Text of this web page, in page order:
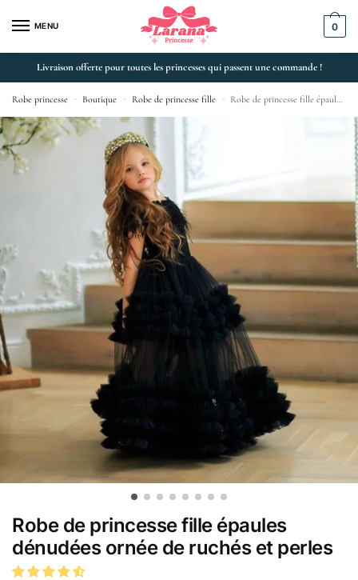
MENU 0
Livraison offerte pour toutes les princesses qui passent une commande !
Robe princesse » Boutique » Robe de princesse fille » Robe de princesse fille épaules dénudées ornée de ruchés et perles
Robe de princesse fille épaules
dénudées ornée de ruchés et perles